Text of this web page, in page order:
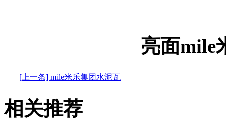
亮面mile
[上一条] mile米乐集团水泥瓦
相关推荐